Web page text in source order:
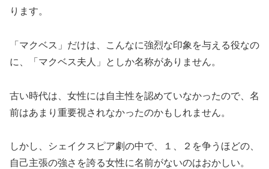
ります。
「マクベス」だけは、こんなに強烈な印象を与える役なの
に、「マクベス夫人」としか名称がありません。
古い時代は、女性には自主性を認めていなかったので、名
前はあまり重要視されなかったのかもしれません。
しかし、シェイクスピア劇の中で、１、２を争うほどの、
自己主張の強さを誇る女性に名前がないのはおかしい。